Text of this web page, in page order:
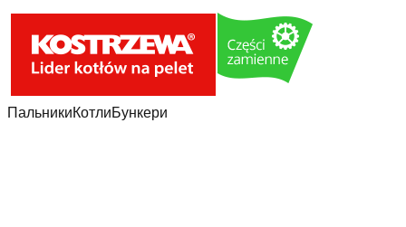
ПальникиКотлиБункери